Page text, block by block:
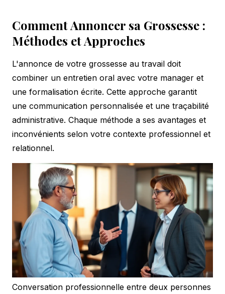
Comment Annoncer sa Grossesse :
Méthodes et Approches
L'annonce de votre grossesse au travail doit
combiner un entretien oral avec votre manager et
une formalisation écrite. Cette approche garantit
une communication personnalisée et une traçabilité
administrative. Chaque méthode a ses avantages et
inconvénients selon votre contexte professionnel et
relationnel.
Conversation professionnelle entre deux personnes